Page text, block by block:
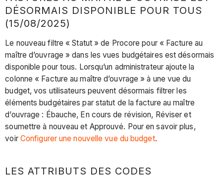
DÉSORMAIS DISPONIBLE POUR TOUS
(15/08/2025)
Le nouveau filtre « Statut » de Procore pour « Facture au
maître d’ouvrage » dans les vues budgétaires est désormais
disponible pour tous. Lorsqu’un administrateur ajoute la
colonne « Facture au maître d’ouvrage » à une vue du
budget, vos utilisateurs peuvent désormais filtrer les
éléments budgétaires par statut de la facture au maître
d’ouvrage : Ébauche, En cours de révision, Réviser et
soumettre à nouveau et Approuvé. Pour en savoir plus,
voir Configurer une nouvelle vue du budget.
LES ATTRIBUTS DES CODES